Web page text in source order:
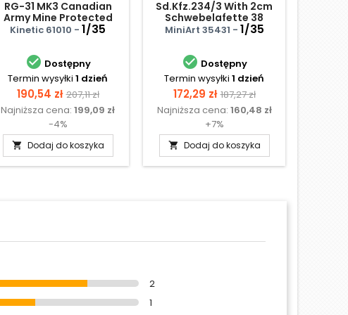
RG-31 MK3 Canadian
Army Mine Protected
Armored Personel
Kinetic 61010 - 1/35
 Dostępny
Termin wysyłki 1 dzień
Cena
190,54 zł Cena
podstawowa
207,11 zł
Najniższa cena: 199,09 zł
-4%
 Dodaj do koszyka
Sd.Kfz.234/3 With 2cm
Schwebelafette 38
MiniArt 35431 - 1/35
 Dostępny
Termin wysyłki 1 dzień
Cena
172,29 zł Cena
podstawowa
187,27 zł
Najniższa cena: 160,48 zł
+7%
 Dodaj do koszyka
2
1